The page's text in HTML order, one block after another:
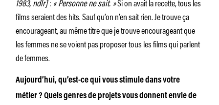
films seraient des hits. Sauf qu’on n’en sait rien. Je trouve ça
encourageant, au même titre que je trouve encourageant que
les femmes ne se voient pas proposer tous les films qui parlent
de femmes.
Aujourd’hui, qu’est-ce qui vous stimule dans votre
métier ? Quels genres de projets vous donnent envie de